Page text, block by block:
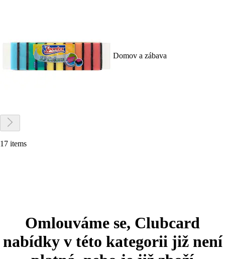
Domov a zábava
17 items
Omlouváme se, Clubcard
nabídky v této kategorii již není